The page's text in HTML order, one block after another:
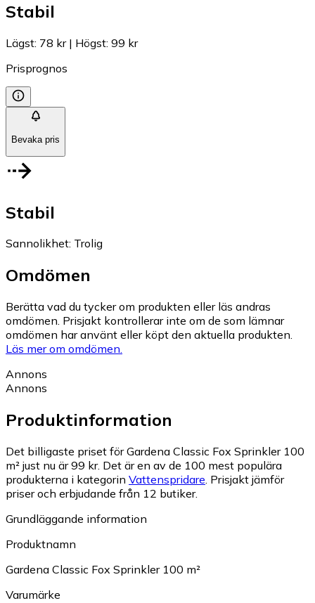
Stabil
Lägst: 78 kr| Högst: 99 kr
Prisprognos
Bevaka pris
Stabil
Sannolikhet: Trolig
Omdömen
Berätta vad du tycker om produkten eller läs andras
omdömen. Prisjakt kontrollerar inte om de som lämnar
omdömen har använt eller köpt den aktuella produkten.
Läs mer om omdömen.
Annons
Annons
Produktinformation
Det billigaste priset för Gardena Classic Fox Sprinkler 100
m² just nu är 99 kr. Det är en av de 100 mest populära
produkterna i kategorin Vattenspridare. Prisjakt jämför
priser och erbjudande från 12 butiker.
Grundläggande information
Produktnamn
Gardena Classic Fox Sprinkler 100 m²
Varumärke